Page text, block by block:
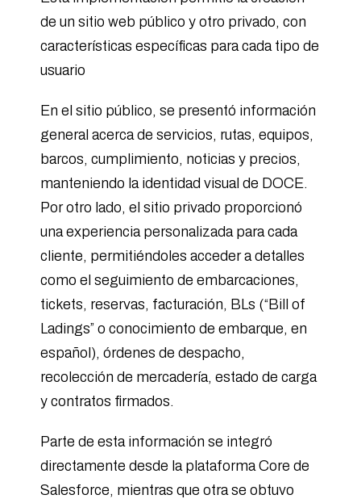
de un sitio web público y otro privado, con
características específicas para cada tipo de
usuario
En el sitio público, se presentó información
general acerca de servicios, rutas, equipos,
barcos, cumplimiento, noticias y precios,
manteniendo la identidad visual de DOCE.
Por otro lado, el sitio privado proporcionó
una experiencia personalizada para cada
cliente, permitiéndoles acceder a detalles
como el seguimiento de embarcaciones,
tickets, reservas, facturación, BLs (“Bill of
Ladings” o conocimiento de embarque, en
español), órdenes de despacho,
recolección de mercadería, estado de carga
y contratos firmados.
Parte de esta información se integró
directamente desde la plataforma Core de
Salesforce, mientras que otra se obtuvo